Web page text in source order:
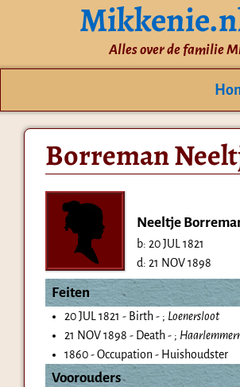
Alles over de familie
Borreman
Neeltje
b: 20 JUL 1821
d: 21 NOV 1898
Feiten
20 JUL 1821 - Birth - ; Loenersloot
21 NOV 1898 - Death - ;
1860 - Occupation - Huishoudster
Voorouders